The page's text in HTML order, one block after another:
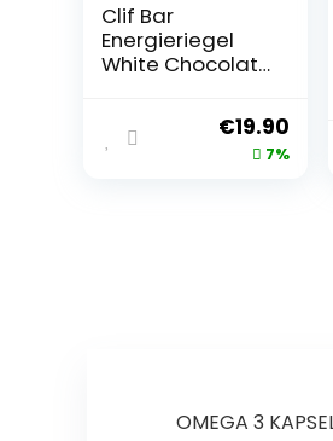
Clif Bar
Energieriegel
White Chocolate
12er Pack (12 x 68
€19.90
7%
OMEGA 3